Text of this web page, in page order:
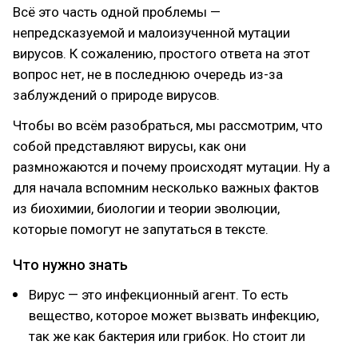
Всё это часть одной проблемы —
непредсказуемой и малоизученной мутации
вирусов. К сожалению, простого ответа на этот
вопрос нет, не в последнюю очередь из-за
заблуждений о природе вирусов.
Чтобы во всём разобраться, мы рассмотрим, что
собой представляют вирусы, как они
размножаются и почему происходят мутации. Ну а
для начала вспомним несколько важных фактов
из биохимии, биологии и теории эволюции,
которые помогут не запутаться в тексте.
Что нужно знать
Вирус — это инфекционный агент. То есть
вещество, которое может вызвать инфекцию,
так же как бактерия или грибок. Но стоит ли